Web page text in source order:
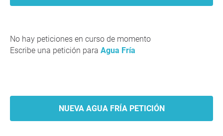
No hay peticiones en curso de momento
Escribe una petición para Agua Fría
NUEVA AGUA FRÍA PETICIÓN